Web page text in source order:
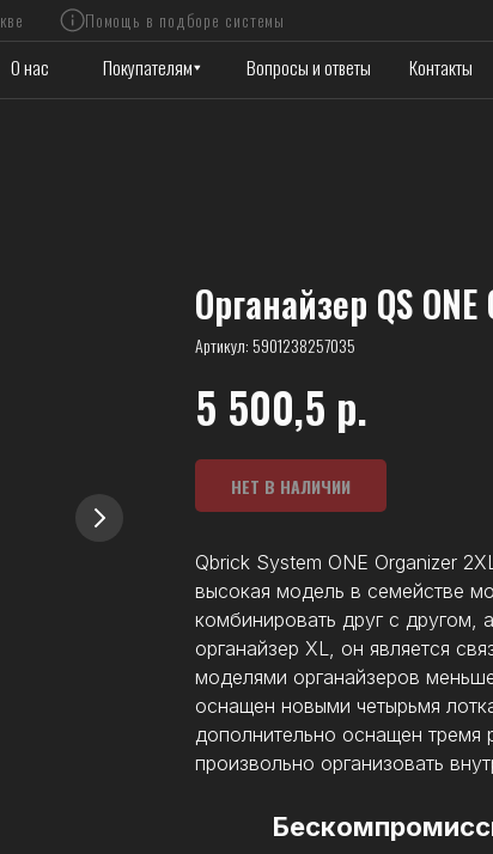
Контакты
Вопросы и ответы
Покупателям Сравнить
Помощь в подборе системы
Органайзер QS
Артикул:5901238257035
5 500,5 р.
НЕТ В НАЛИЧИИ
Qbrick System ONE Organizer
высокая модель в семействе
комбинировать друг с другом,
органайзер XL, он является
моделями органайзеров
оснащен новыми четырьмя
дополнительно оснащен
произвольно организовать